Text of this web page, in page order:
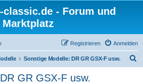
- Forum und
Marktplatz
Anmelden
Registrieren
Sonstige Modelle: DR GR GSX-F usw.
GR GSX-F usw.